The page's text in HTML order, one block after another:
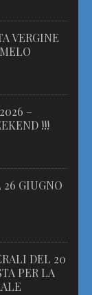
VERGINE
–
!!!
26 GIUGNO
DEL 20
PER LA